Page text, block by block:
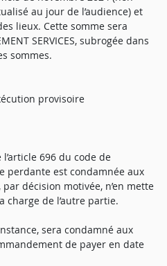
au jour de l’audience) et
lieux. Cette somme sera
SERVICES, subrogée dans
sommes.
provisoire
696 du code de
perdante est condamnée aux
décision motivée, n’en mette
de l’autre partie.
sera condamné aux
de payer en date